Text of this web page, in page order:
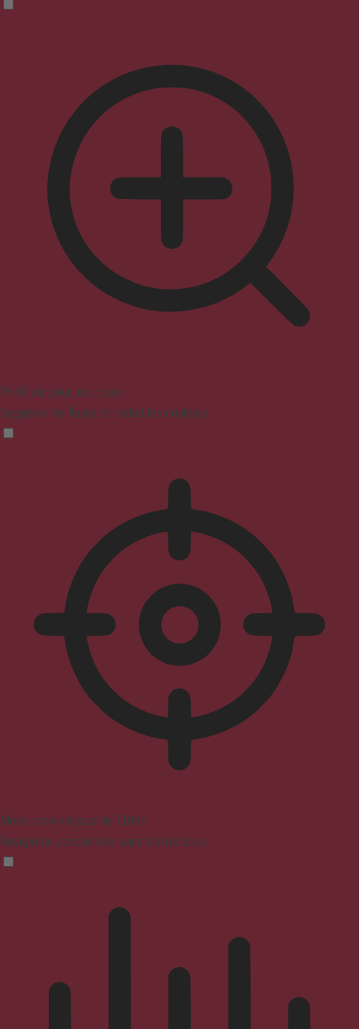
Profil sûr pour les crises
Supprime les flashs et réduit les couleurs
Mode convivial pour le TDAH
Navigation concentrée, sans distractions